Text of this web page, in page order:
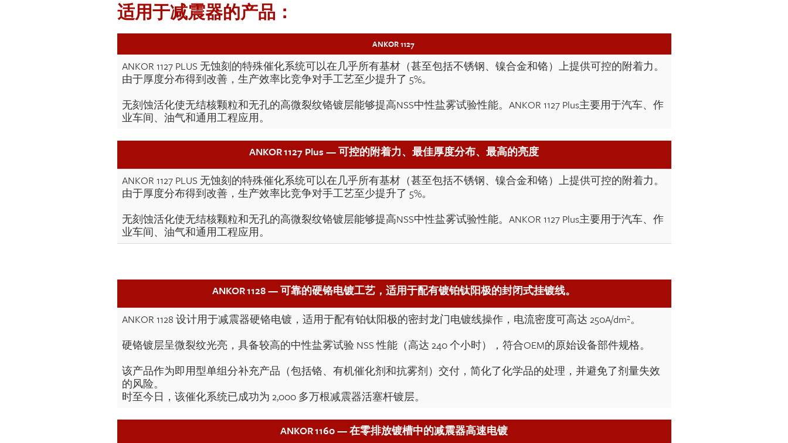
适用于减震器的产品：
ANKOR 1127
ANKOR 1127 PLUS 无蚀刻的特殊催化系统可以在几乎所有基材（甚至包括不锈钢、镍合金和铬）上提供可控的附着力。
由于厚度分布得到改善，生产效率比竞争对手工艺至少提升了 5%。
无刻蚀活化使无结核颗粒和无孔的高微裂纹铬镀层能够提高NSS中性盐雾试验性能。ANKOR 1127 Plus主要用于汽车、作
业车间、油气和通用工程应用。
ANKOR 1127 Plus — 可控的附着力、最佳厚度分布、最高的亮度
ANKOR 1127 PLUS 无蚀刻的特殊催化系统可以在几乎所有基材（甚至包括不锈钢、镍合金和铬）上提供可控的附着力。
由于厚度分布得到改善，生产效率比竞争对手工艺至少提升了 5%。
无刻蚀活化使无结核颗粒和无孔的高微裂纹铬镀层能够提高NSS中性盐雾试验性能。ANKOR 1127 Plus主要用于汽车、作
业车间、油气和通用工程应用。
ANKOR 1128 — 可靠的硬铬电镀工艺，适用于配有镀铂钛阳极的封闭式挂镀线。
ANKOR 1128 设计用于减震器硬铬电镀，适用于配有铂钛阳极的密封龙门电镀线操作，电流密度可高达 250A/dm²。
硬铬镀层呈微裂纹光亮，具备较高的中性盐雾试验 NSS 性能（高达 240 个小时），符合OEM的原始设备部件规格。
该产品作为即用型单组分补充产品（包括铬、有机催化剂和抗雾剂）交付，简化了化学品的处理，并避免了剂量失效
的风险。
时至今日，该催化系统已成功为 2,000 多万根减震器活塞杆镀层。
ANKOR 1160 — 在零排放镀槽中的减震器高速电镀